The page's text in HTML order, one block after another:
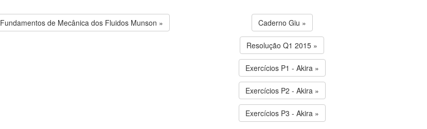
Fundamentos de Mecânica dos Fluidos Munson » Caderno Giu »
Resolução Q1 2015 »
Exercícios P1 - Akira »
Exercícios P2 - Akira »
Exercícios P3 - Akira »